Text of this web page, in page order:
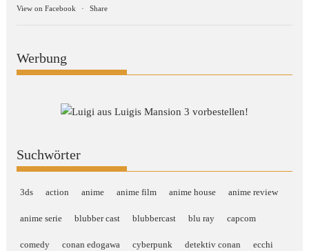
View on Facebook · Share
Werbung
Suchwörter
3ds action anime anime film anime house anime review
anime serie blubber cast blubbercast blu ray capcom
comedy conan edogawa cyberpunk detektiv conan ecchi